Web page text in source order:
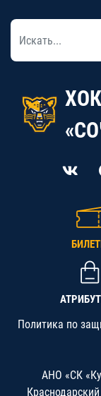
Политика по
АНО «СК